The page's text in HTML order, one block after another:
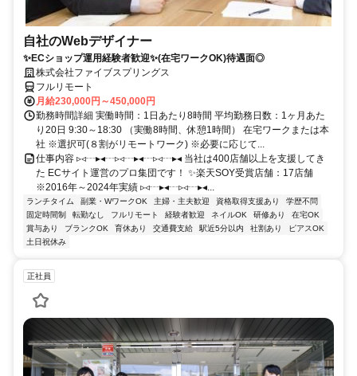
自社のWebデザイナー
✨ECショップ運用経験者歓迎✨(在宅ワークOK)待遇面◎
株式会社ファイブスプリングス
フルリモート
月給230,000円～450,000円
勤務時間詳細 実働時間：1日あたり8時間 平均勤務日数：1ヶ月あた
り20日 9:30～18:30 （実働8時間、休憩1時間） 在宅ワークまたは本
社 ※選択可(８割がリモートワーク) ※必要に応じて...
仕事内容 ▹◃┄▸◂┄▹◃┄▸◂┄▹◃┄▸◂ 当社は400店舗以上を支援してき
た ECサイト運営のプロ集団です！ ✨楽天SOY受賞店舗：17店舗
※2016年～2024年実績 ▹◃┄▸◂┄▹◃┄▸◂...
ランチタイム 副業・WワークOK 主婦・主夫歓迎 資格取得支援あり
学歴不問
固定時間制
転勤なし フルリモート 経験者歓迎 ネイルOK 研修あり
在宅OK
賞与あり
ブランクOK 育休あり 交通費支給 駅近5分以内 社割あり
ピアスOK
土日祝休み
正社員